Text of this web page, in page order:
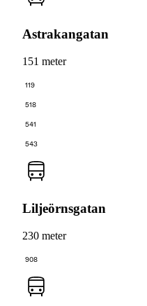
Astrakangatan
151 meter
119
518
541
543
Liljeörnsgatan
230 meter
908